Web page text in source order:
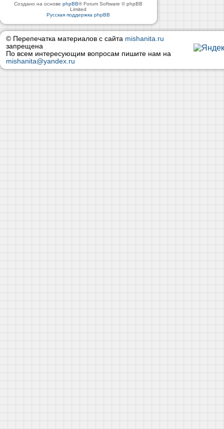
Создано на основеphpBB® Forum Software © phpBB
Limited
Русская поддержка phpBB
© Перепечатка материалов с сайта mishanita.ru
запрещена
По всем интересующим вопросам пишите нам на
mishanita@yandex.ru